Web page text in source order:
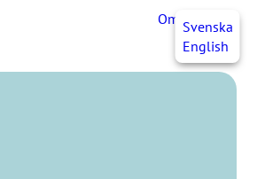
OmaJHLSvenska
English